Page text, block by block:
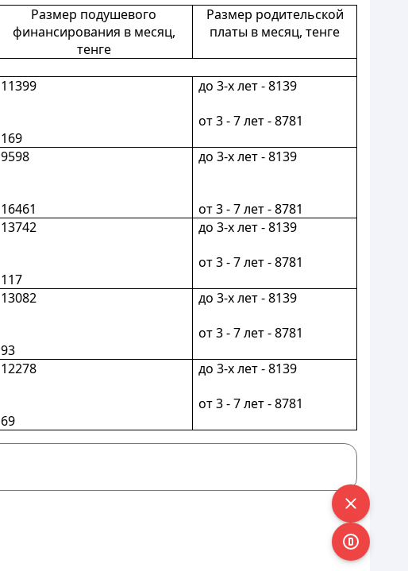
Размер подушевого
финансирования в месяц,
тенге
Размер родительской
платы в месяц, тенге
11399
169
до 3-х лет - 8139
от 3 - 7 лет - 8781
9598
16461
до 3-х лет - 8139
от 3 - 7 лет - 8781
13742
117
до 3-х лет - 8139
от 3 - 7 лет - 8781
13082
93
до 3-х лет - 8139
от 3 - 7 лет - 8781
12278
69
до 3-х лет - 8139
от 3 - 7 лет - 8781